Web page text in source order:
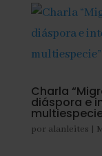
Charla
diáspora e
por alanleites |